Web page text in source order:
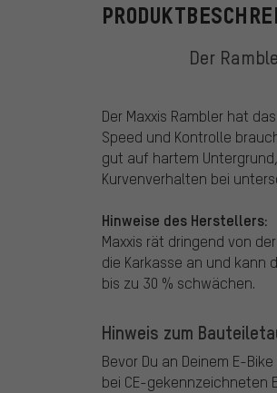
Der
Der Maxxis Rambler hat
Speed und Kontrolle
gut auf hartem
Kurvenverhalten bei
Hinweise des Herstellers:
Maxxis rät dringend von
die Karkasse an und kann
bis zu 30 % schwächen.
Hinweis zum
Bevor Du an Deinem E-
bei CE-gekennzeichneten